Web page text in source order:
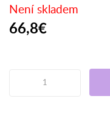
Není skladem
66,8€